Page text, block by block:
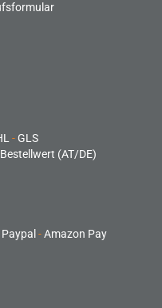
-GLS
(AT/DE)
-Amazon Pay